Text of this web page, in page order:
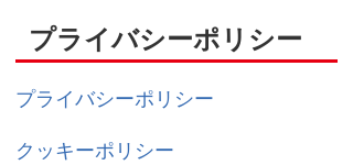
プライバシーポリシー
プライバシーポリシー
クッキーポリシー